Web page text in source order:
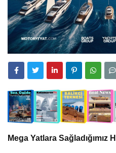
Mega Yatlara